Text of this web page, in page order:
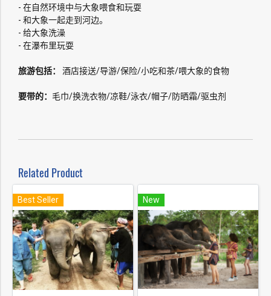
- 在自然环境中与大象喂食和玩耍
- 和大象一起走到河边。
- 给大象洗澡
- 在瀑布里玩耍
旅游包括： 酒店接送/导游/保险/小吃和茶/喂大象的食物
要带的： 毛巾/换洗衣物/凉鞋/泳衣/帽子/防晒霜/驱虫剂
Related Product
Best Seller New